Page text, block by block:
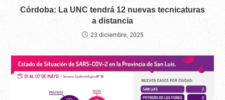
Córdoba: La UNC tendrá 12 nuevas tecnicaturas
a distancia
23 diciembre, 2025